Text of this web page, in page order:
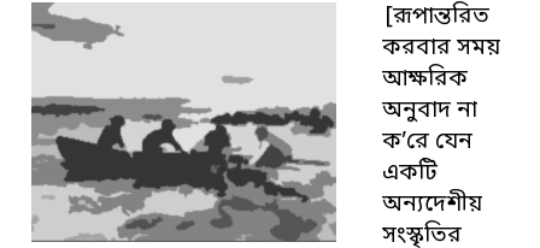
[রূপান্তরিত
করবার সময়
আক্ষরিক
অনুবাদ না
ক’রে যেন
একটি
অন্যদেশীয়
সংস্কৃতির